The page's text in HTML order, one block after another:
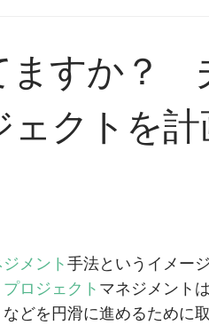
ますか？
クトを
メント手法というイメージ
プロジェクト マネジメント
どを円滑に進めるために